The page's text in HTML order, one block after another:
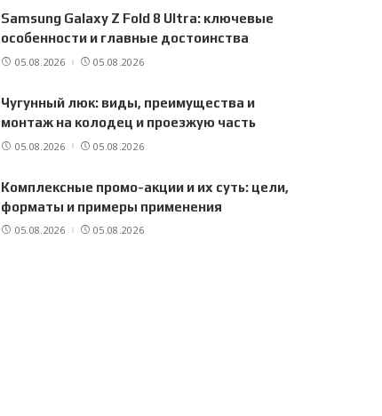
Samsung Galaxy Z Fold 8 Ultra: ключевые
особенности и главные достоинства
05.08.2026 05.08.2026
Чугунный люк: виды, преимущества и
монтаж на колодец и проезжую часть
05.08.2026 05.08.2026
Комплексные промо-акции и их суть: цели,
форматы и примеры применения
05.08.2026 05.08.2026